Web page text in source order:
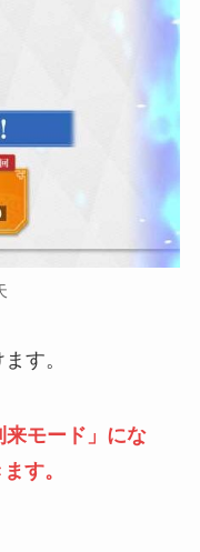
す。
来モード」にな
す。